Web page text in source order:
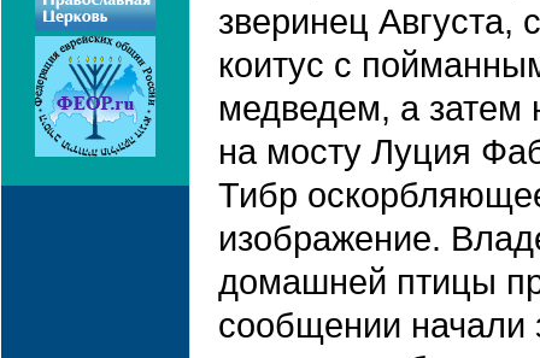
зверинец Августа,
коитус с
медведем, а затем
на мосту Луция
Тибр
изображение.
домашней птицы
сообщении начали